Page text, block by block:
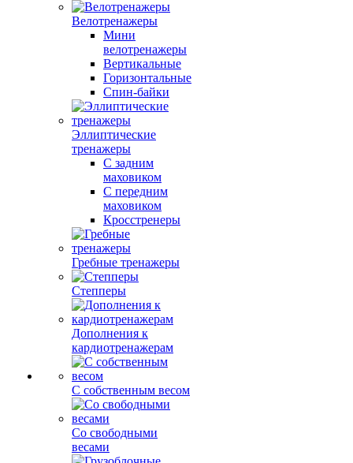
Велотренажеры
Мини
велотренажеры
Вертикальные
Горизонтальные
Спин-байки
Эллиптические
тренажеры
С задним
маховиком
С передним
маховиком
Кросстренеры
Гребные тренажеры
Степперы
Дополнения к
кардиотренажерам
С собственным весом
Со свободными
весами